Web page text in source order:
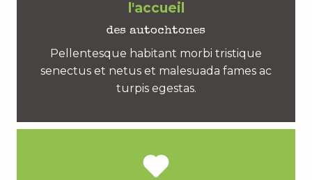
l'accueil
des autochtones
Pellentesque habitant morbi tristique
senectus et netus et malesuada fames ac
turpis egestas.